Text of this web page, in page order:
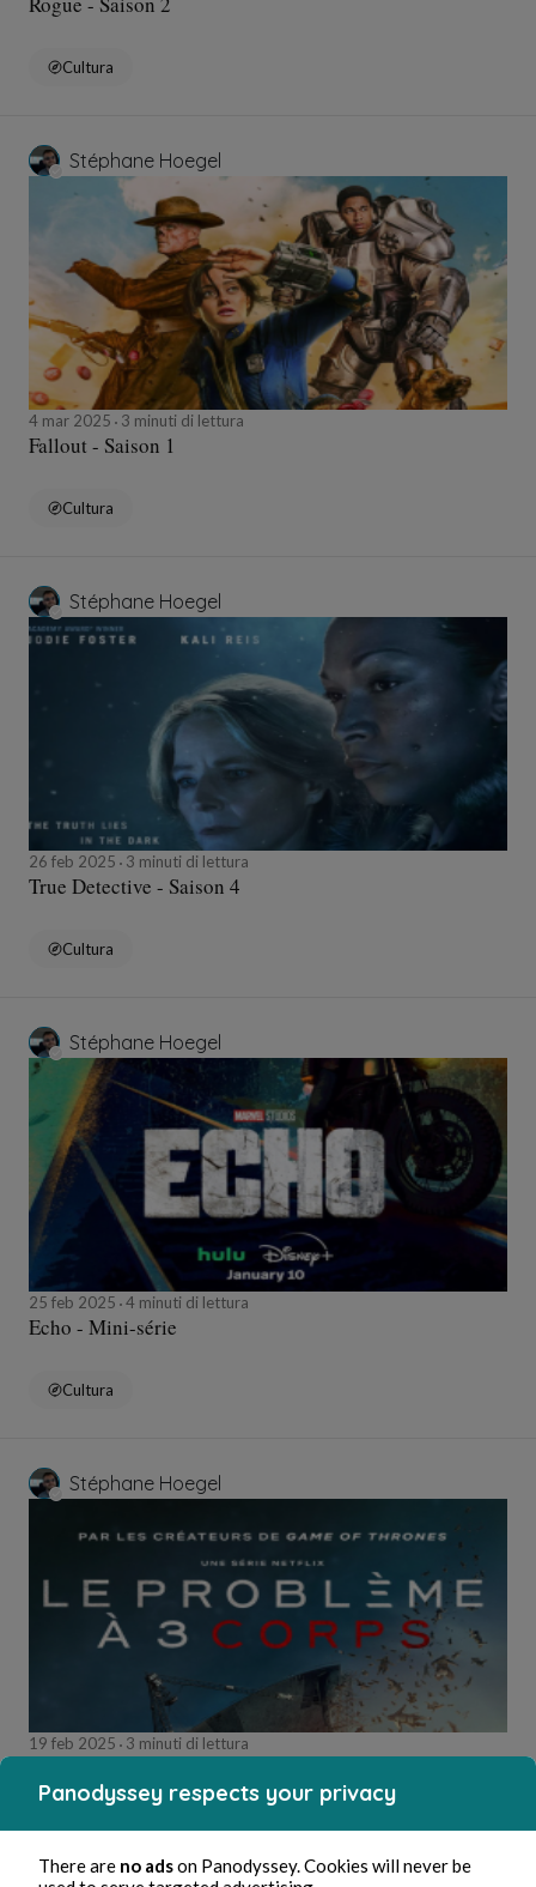
Cultura
Stéphane Hoegel
4 mar 2025 3 minuti di lettura
Fallout - Saison 1
Cultura
Stéphane Hoegel
26 feb 2025 3 minuti di lettura
True Detective - Saison 4
Cultura
Stéphane Hoegel
25 feb 2025 4 minuti di lettura
Echo - Mini-série
Cultura
Stéphane Hoegel
19 feb 2025 3 minuti di lettura
Cultura
Panodyssey respects your privacy
There are no adson Panodyssey. Cookies will never be